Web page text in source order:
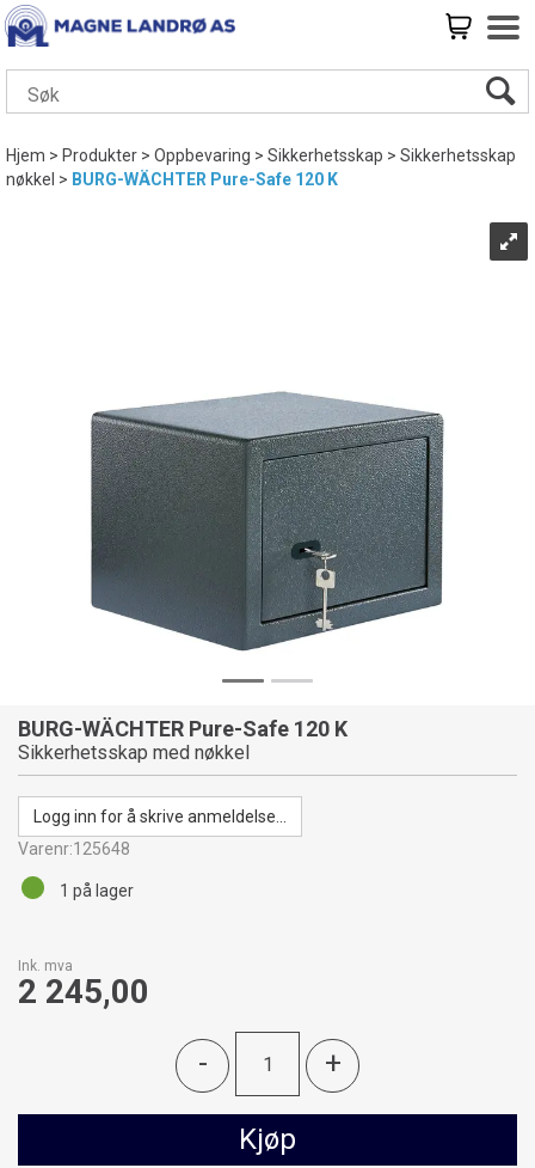
Hjem>Produkter>Oppbevaring>Sikkerhetsskap>Sikkerhetsskap
nøkkel > BURG-WÄCHTER Pure-Safe 120 K
BURG-WÄCHTER Pure-Safe 120 K
Sikkerhetsskap med nøkkel
Logg inn for å skrive anmeldelse...
Varenr:125648
Ink. mva
2 245,00
- +
Kjøp
1 på lager